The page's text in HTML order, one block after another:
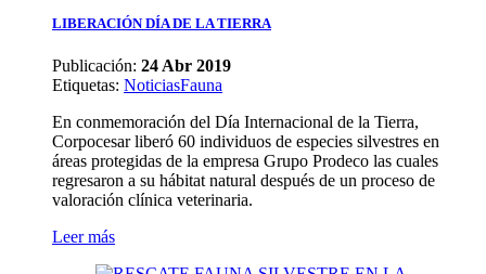
LIBERACIÓN DÍA DE LA TIERRA
Publicación: 24 Abr 2019
Etiquetas: NoticiasFauna
En conmemoración del Día Internacional de la Tierra,
Corpocesar liberó 60 individuos de especies silvestres en
áreas protegidas de la empresa Grupo Prodeco las cuales
regresaron a su hábitat natural después de un proceso de
valoración clínica veterinaria.
Leer más